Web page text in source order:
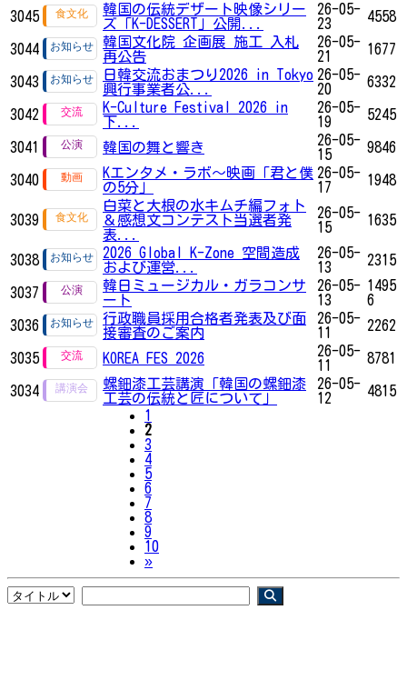
3045
韓国の伝統デザート映像シリー
ズ「K-DESSERT」公開...
26-05-
23
4558
3044
韓国文化院 企画展 施工 入札
再公告
26-05-
21
1677
3043
日韓交流おまつり2026 in Tokyo
興行事業者公...
26-05-
20
6332
3042
K-Culture Festival 2026 in
下...
26-05-
19
5245
3041 韓国の舞と響き
26-05-
15
9846
3040
Kエンタメ・ラボ～映画「君と僕
の5分」
26-05-
17
1948
3039
白菜と大根の水キムチ編フォト
＆感想文コンテスト当選者発
表...
26-05-
15
1635
3038
2026 Global K-Zone 空間造成
および運営...
26-05-
13
2315
3037
韓日ミュージカル・ガラコンサ
ート
26-05-
13
1495
6
3036
行政職員採用合格者発表及び面
接審査のご案内
26-05-
11
2262
3035 KOREA FES 2026
26-05-
11
8781
3034
螺鈿漆工芸講演「韓国の螺鈿漆
工芸の伝統と匠について」
26-05-
12
4815
1
2
3
4
5
6
7
8
9
10
»Next